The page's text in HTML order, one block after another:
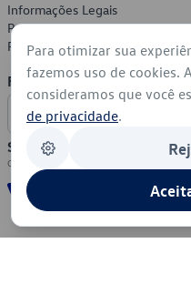
Informações Legais
Política de Privacidade
Política de Cookies
Formas de Pagamento
Segurança
Para otimizar sua
fazemos uso de cookies.
consideramos que você
de privacidade.